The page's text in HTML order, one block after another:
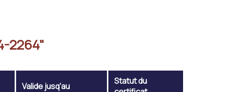
2264"
Valide jusq'au
Statut du